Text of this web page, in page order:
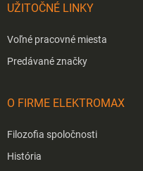
UŽITOČNÉ LINKY
Voľné pracovné miesta
Predávané značky
O FIRME ELEKTROMAX
Filozofia spoločnosti
História